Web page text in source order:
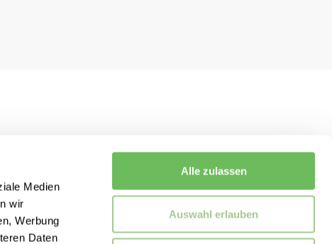
Medien
wir
Werbung
Daten
Alle zulassen
Auswahl erlauben